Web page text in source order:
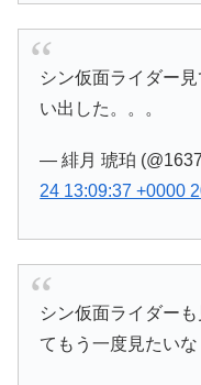
シン仮面ライダー
い出した。。。
— 緋月 琥珀
24 13:09:37 +0000
シン仮面ライダー
てもう一度見たいな